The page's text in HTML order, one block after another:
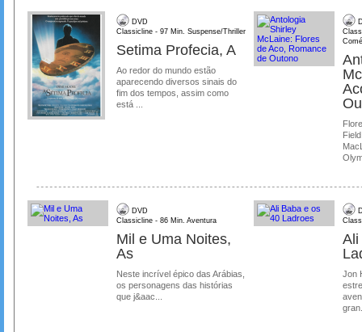
DVD
Classicline - 97 Min. Suspense/Thriller
Setima Profecia, A
Ao redor do mundo estão
aparecendo diversos sinais do
fim dos tempos, assim como
está ...
DVD
Classicline - 86 Min. Aventura
Mil e Uma Noites,
As
Neste incrível épico das Arábias,
os personagens das histórias
que j&aac...
Ali
Jon